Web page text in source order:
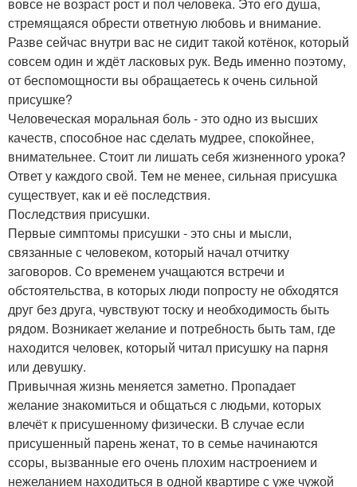
стремящаяся обрести ответную любовь и внимание.
Разве сейчас внутри вас не сидит такой котёнок, который
совсем один и ждёт ласковых рук. Ведь именно поэтому,
от беспомощности вы обращаетесь к очень сильной
присушке?
Человеческая моральная боль - это одно из высших
качеств, способное нас сделать мудрее, спокойнее,
внимательнее. Стоит ли лишать себя жизненного урока?
Ответ у каждого свой. Тем не менее, сильная присушка
существует, как и её последствия.
Последствия присушки.
Первые симптомы присушки - это сны и мысли,
связанные с человеком, который начал отчитку
заговоров. Со временем учащаются встречи и
обстоятельства, в которых люди попросту не обходятся
друг без друга, чувствуют тоску и необходимость быть
рядом. Возникает желание и потребность быть там, где
находится человек, который читал присушку на парня
или девушку.
Привычная жизнь меняется заметно. Пропадает
желание знакомиться и общаться с людьми, которых
влечёт к присушенному физически. В случае если
присушенный парень женат, то в семье начинаются
ссоры, вызванные его очень плохим настроением и
нежеланием находиться в одной квартире с уже чужой